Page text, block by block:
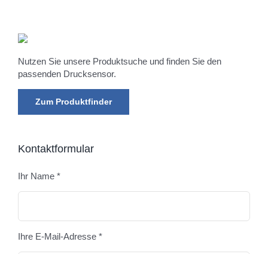
Nutzen Sie unsere Produktsuche und finden Sie den
passenden Drucksensor.
Zum Produktfinder
Kontaktformular
Ihr Name *
Ihre E-Mail-Adresse *